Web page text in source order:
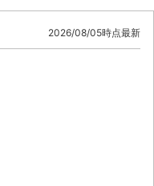
2026/08/05時点最新